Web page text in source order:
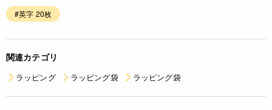
#英字 20枚
関連カテゴリ
ラッピング ラッピング袋 ラッピング袋